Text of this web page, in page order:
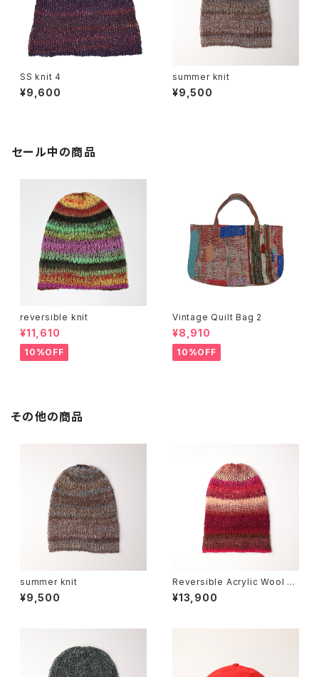
SS knit 4
¥9,600
summer knit
¥9,500
セール中の商品
reversible knit
¥11,610
10%OFF
Vintage Quilt Bag 2
¥8,910
10%OFF
その他の商品
summer knit
¥9,500
Reversible Acrylic Wool B
eanie
¥13,900